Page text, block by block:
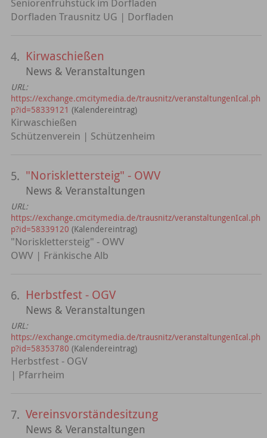
Dorfladen Trausnitz UG | Dorfladen
4. Kirwaschießen
News & Veranstaltungen
URL:
https://exchange.cmcitymedia.de/trausnitz/veranstaltungenIcal.ph
p?id=58339121 (Kalendereintrag)
Kirwaschießen
Schützenverein | Schützenheim
5. "Norisklettersteig" - OWV
News & Veranstaltungen
URL:
https://exchange.cmcitymedia.de/trausnitz/veranstaltungenIcal.ph
p?id=58339120 (Kalendereintrag)
"Norisklettersteig" - OWV
OWV | Fränkische Alb
6. Herbstfest - OGV
News & Veranstaltungen
URL:
https://exchange.cmcitymedia.de/trausnitz/veranstaltungenIcal.ph
p?id=58353780 (Kalendereintrag)
Herbstfest - OGV
| Pfarrheim
7. Vereinsvorständesitzung
News & Veranstaltungen